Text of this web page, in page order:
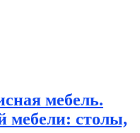
мебель.
мебели: столы,